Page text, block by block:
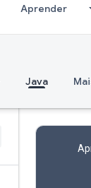
Aprender
Java